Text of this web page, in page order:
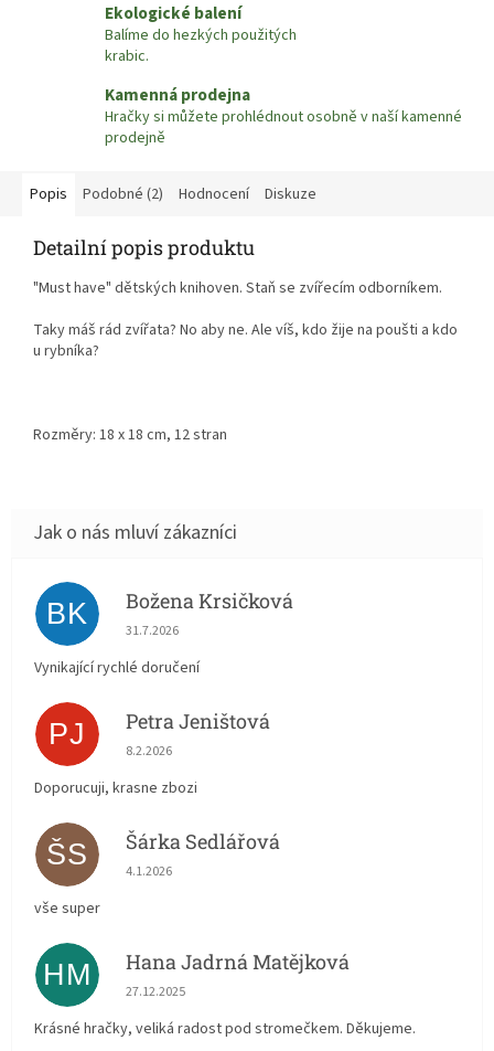
Ekologické balení
Balíme do hezkých použitých
krabic.
Kamenná prodejna
Hračky si můžete prohlédnout osobně v naší kamenné
prodejně
Popis Podobné (2) Hodnocení Diskuze
Detailní popis produktu
"Must have" dětských knihoven. Staň se zvířecím odborníkem.
Taky máš rád zvířata? No aby ne. Ale víš, kdo žije na poušti a kdo
u rybníka?
Rozměry: 18 x 18 cm, 12 stran
BK Božena Krsičková
Hodnocení obchodu je 5 z 5 hvězdiček.
31.7.2026
Vynikající rychlé doručení
PJ Petra Jeništová
Hodnocení obchodu je 5 z 5 hvězdiček.
8.2.2026
Doporucuji, krasne zbozi
ŠS Šárka Sedlářová
Hodnocení obchodu je 5 z 5 hvězdiček.
4.1.2026
vše super
HM Hana Jadrná Matějková
Hodnocení obchodu je 5 z 5 hvězdiček.
27.12.2025
Krásné hračky, veliká radost pod stromečkem. Děkujeme.